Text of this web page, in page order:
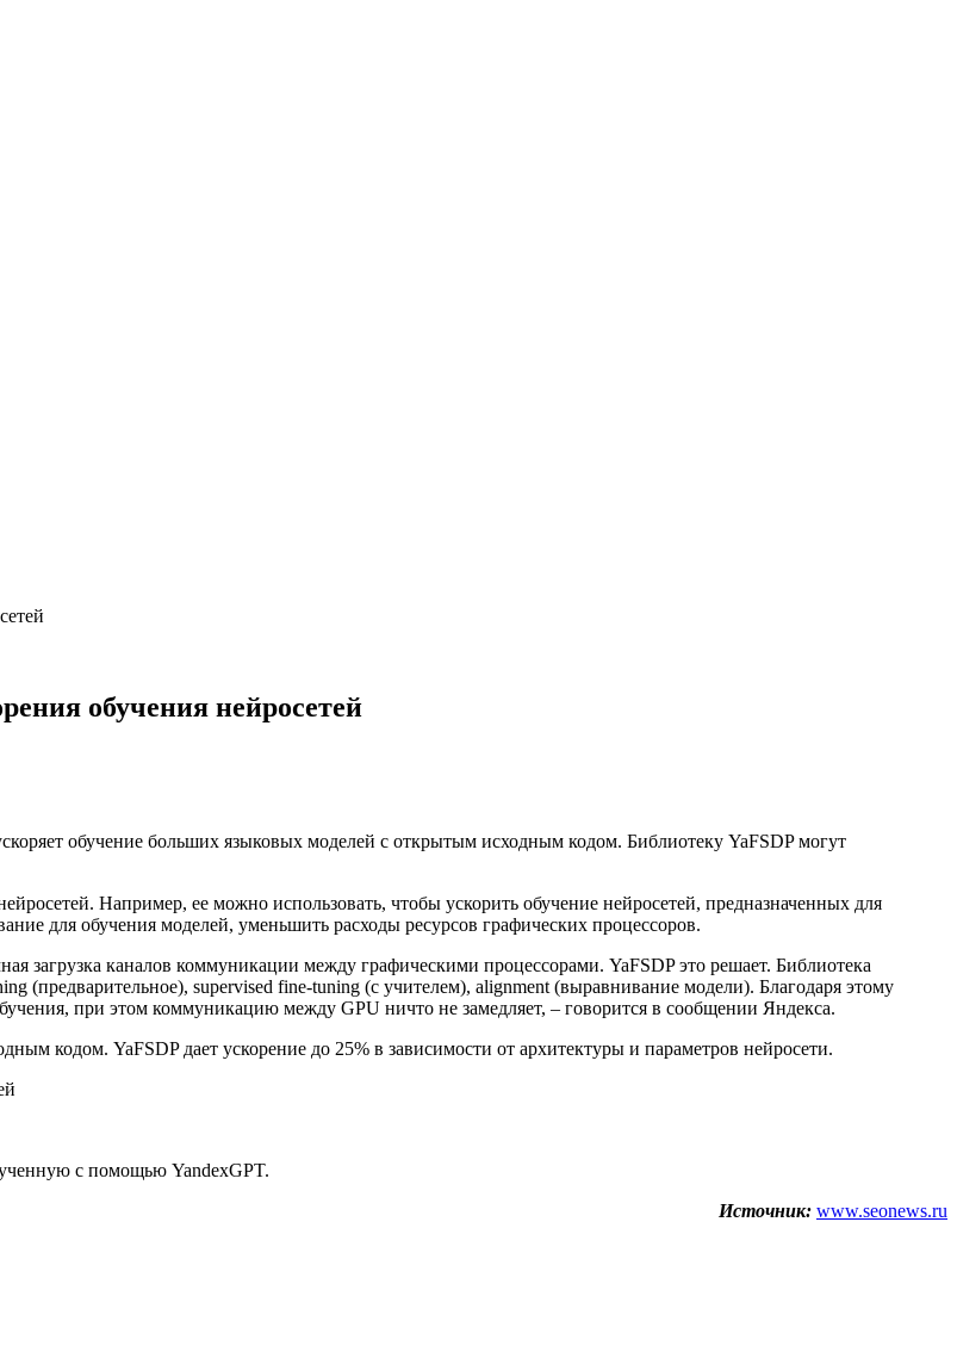
обучения нейросетей
обучение больших языковых моделей с открытым исходным кодом. Библиотеку YaFSDP могут
Например, ее можно использовать, чтобы ускорить обучение нейросетей, предназначенных для
для обучения моделей, уменьшить расходы ресурсов графических процессоров.
загрузка каналов коммуникации между графическими процессорами. YaFSDP это решает. Библиотека
(предварительное), supervised fine-tuning (с учителем), alignment (выравнивание модели). Благодаря этому
при этом коммуникацию между GPU ничто не замедляет, – говорится в сообщении Яндекса.
кодом. YaFSDP дает ускорение до 25% в зависимости от архитектуры и параметров нейросети.
с помощью YandexGPT.
Источник: www.seonews.ru